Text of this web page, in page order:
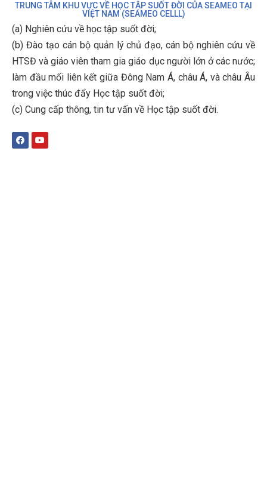
TRUNG TÂM KHU VỰC VỀ HỌC TẬP SUỐT ĐỜI CỦA SEAMEO TẠI
VIỆT NAM (SEAMEO CELLL)
(a) Nghiên cứu về học tập suốt đời;
(b) Đào tạo cán bộ quản lý chủ đạo, cán bộ nghiên cứu về
HTSĐ và giáo viên tham gia giáo dục người lớn ở các nước;
làm đầu mối liên kết giữa Đông Nam Á, châu Á, và châu Âu
trong việc thúc đẩy Học tập suốt đời;
(c) Cung cấp thông, tin tư vấn về Học tập suốt đời.